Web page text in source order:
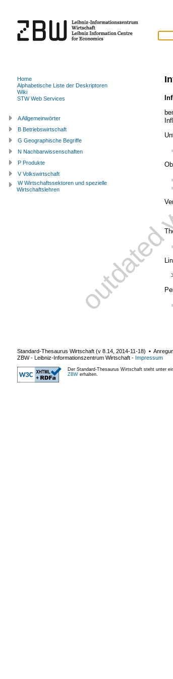
Home
Alphabetische Liste der Deskriptoren
Wiki
STW Web Services
A Allgemeinwörter
B Betriebswirtschaft
G Geographische Begriffe
N Nachbarwissenschaften
P Produkte
V Volkswirtschaft
W Wirtschaftssektoren und spezielle
Wirtschaftslehren
Standard-Thesaurus Wirtschaft (v 8.14 2014-11-18) ▪
ZBW - Leibniz-Informationszentrum Wirtschaft - Impressum
Der Standard-Thesaurus Wirtschaft steht unter
ZBW erhalten.